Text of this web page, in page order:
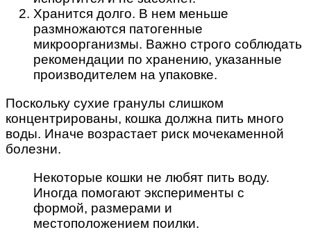
Хранится долго. В нем меньше
размножаются патогенные
микроорганизмы. Важно строго соблюдать
рекомендации по хранению, указанные
производителем на упаковке.
Поскольку сухие гранулы слишком
концентрированы, кошка должна пить много
воды. Иначе возрастает риск мочекаменной
болезни.
Некоторые кошки не любят пить воду.
Иногда помогают эксперименты с
формой, размерами и
местоположением поилки.